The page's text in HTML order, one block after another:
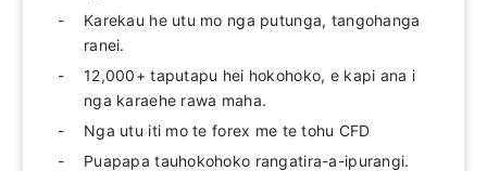
Karekau he utu mo nga putunga, tangohanga
ranei.
12,000+ taputapu hei hokohoko, e kapi ana i
nga karaehe rawa maha.
Nga utu iti mo te forex me te tohu CFD
Puapapa tauhokohoko rangatira-a-ipurangi.